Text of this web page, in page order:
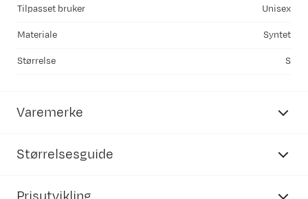
Tilpasset bruker Unisex
Materiale Syntet
Størrelse S
Varemerke
Størrelsesguide